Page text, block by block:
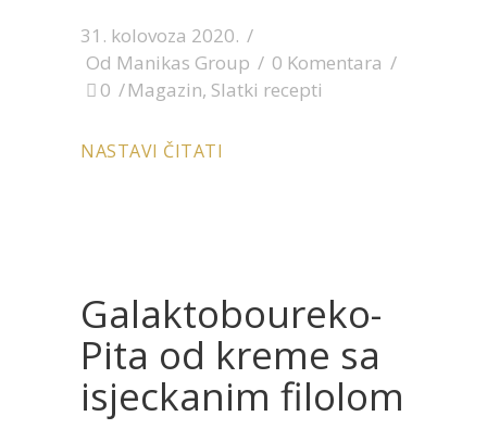
31. kolovoza 2020.
Od Manikas Group
0 Komentara
0
Magazin, Slatki recepti
NASTAVI ČITATI
Galaktoboureko-
Pita od kreme sa
isjeckanim filolom